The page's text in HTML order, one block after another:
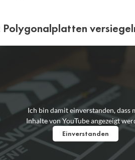
Polygonalplatten
Ich bin damit einverstanden, dass
Inhalte von YouTube angezeigt
Einverstanden